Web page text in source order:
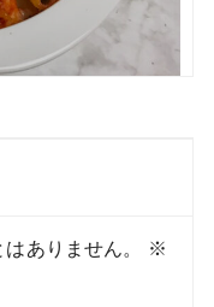
ありません。
※